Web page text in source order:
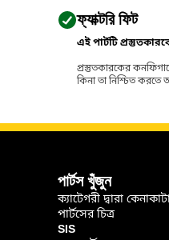
ফ্যাক্টরি ফিট
এই পার্টটি
প্রস্তুতকারকের
কিনা তা নিশ্চিত করতে
পার্টস খুঁজুন
ক্যাটেগরী দ্বারা
পার্টসের চিত্র
SIS